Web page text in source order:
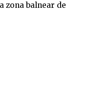
zona balnear de